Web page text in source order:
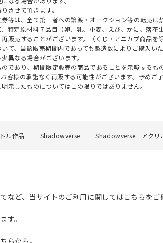
させて頂きます。
等は、全て第三者への譲渡・オークション等の転売は
特定原材料７品目（卵、乳、小麦、えび、かに、落
販売することがございます。（くじ・アニカプ商品を除
て、当該販売期間内であっても製造数によりご購入い
異なる場合がございます。
であり、期間限定販売の商品であることを示唆するも
客様の承諾なく再販する可能性がございます。予めご了
示したものについてはこの限りではありません。
ル作品 Shadowverse Shadowverse アクリ
など、当サイトのご利用に関してはこちらをご
す。
らから。